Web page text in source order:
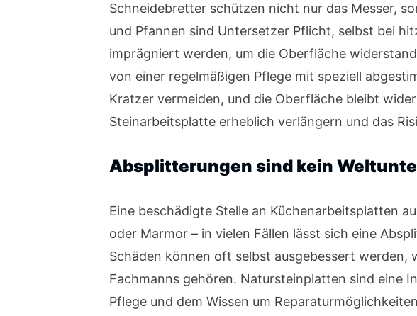
Schneidebretter schützen nicht nur das Messer,
und Pfannen sind Untersetzer Pflicht, selbst bei
imprägniert werden, um die Oberfläche
von einer regelmäßigen Pflege mit speziell
Kratzer vermeiden, und die Oberfläche bleibt
Steinarbeitsplatte erheblich verlängern und das
Absplitterungen sind kein
Eine beschädigte Stelle an Küchenarbeitsplatten
oder Marmor – in vielen Fällen lässt sich eine
Schäden können oft selbst ausgebessert werden,
Fachmanns gehören. Natursteinplatten sind eine
Pflege und dem Wissen um